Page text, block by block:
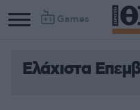
Games
Ελάχιστα